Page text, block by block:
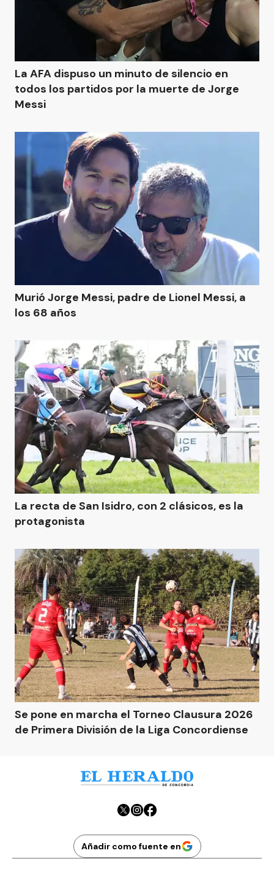
La AFA dispuso un minuto de silencio en
todos los partidos por la muerte de Jorge
Messi
Murió Jorge Messi, padre de Lionel Messi, a
los 68 años
La recta de San Isidro, con 2 clásicos, es la
protagonista
Se pone en marcha el Torneo Clausura 2026
de Primera División de la Liga Concordiense
Añadir como fuente en